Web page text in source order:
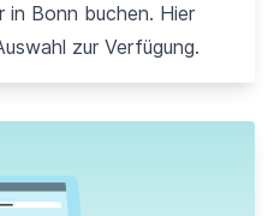
in Bonn buchen. Hier
zur Verfügung.